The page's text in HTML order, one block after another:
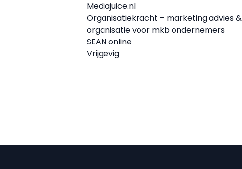
Mediajuice.nl
Organisatiekracht – marketing advies &
organisatie voor mkb ondernemers
SEAN online
Vrijgevig